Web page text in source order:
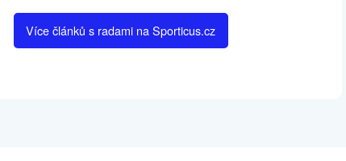
Více článků s radami na Sporticus.cz